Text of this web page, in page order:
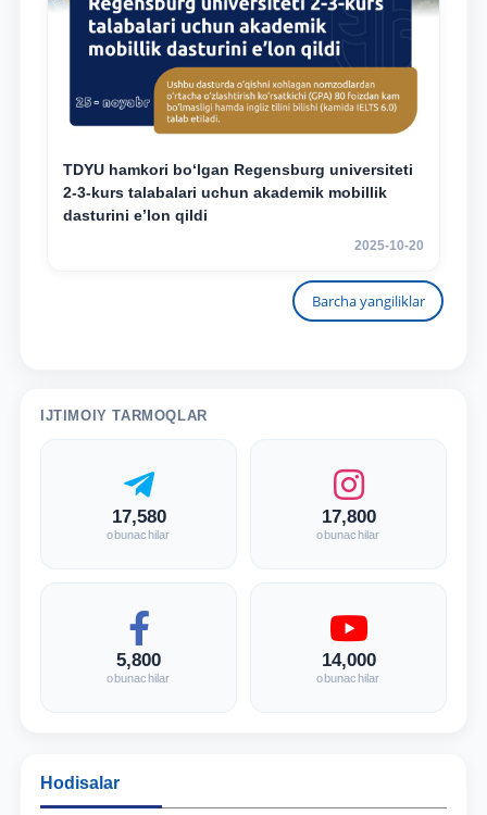
TDYU hamkori bo‘lgan Regensburg universiteti
2-3-kurs talabalari uchun akademik mobillik
dasturini e’lon qildi
2025-10-20
Barcha yangiliklar
IJTIMOIY TARMOQLAR
17,580
obunachilar
17,800
obunachilar
5,800
obunachilar
14,000
obunachilar
Hodisalar